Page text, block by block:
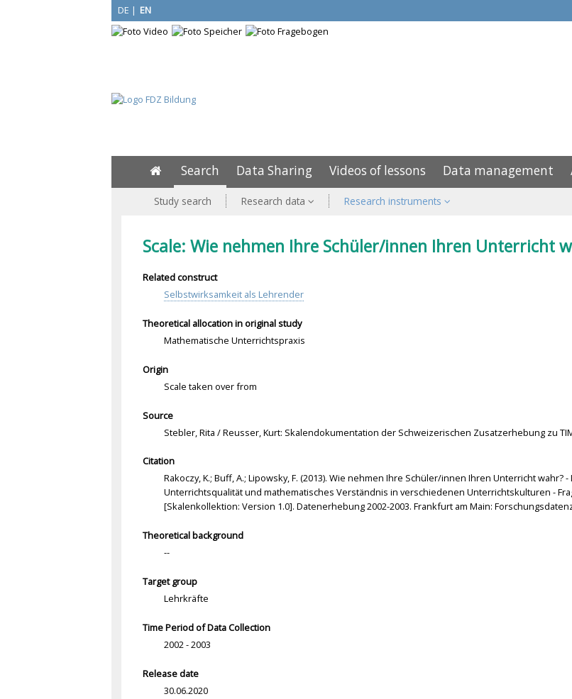
DE | EN
Search Data Sharing Videos of lessons Data management
Study search Research data Research instruments
Scale: Wie nehmen Ihre Schüler/innen Ihren Unterricht
Related construct
Selbstwirksamkeit als Lehrender
Theoretical allocation in original study
Mathematische Unterrichtspraxis
Origin
Scale taken over from
Source
Stebler, Rita / Reusser, Kurt: Skalendokumentation der Schweizerischen Zusatzerhebung zu
Citation
Rakoczy, K.; Buff, A.; Lipowsky, F. (2013). Wie nehmen Ihre Schüler/innen Ihren Unterricht wahr?
Unterrichtsqualität und mathematisches Verständnis in verschiedenen Unterrichtskulturen -
[Skalenkollektion: Version 1.0]. Datenerhebung 2002-2003. Frankfurt am Main:
Theoretical background
--
Target group
Lehrkräfte
Time Period of Data Collection
2002 - 2003
Release date
30.06.2020